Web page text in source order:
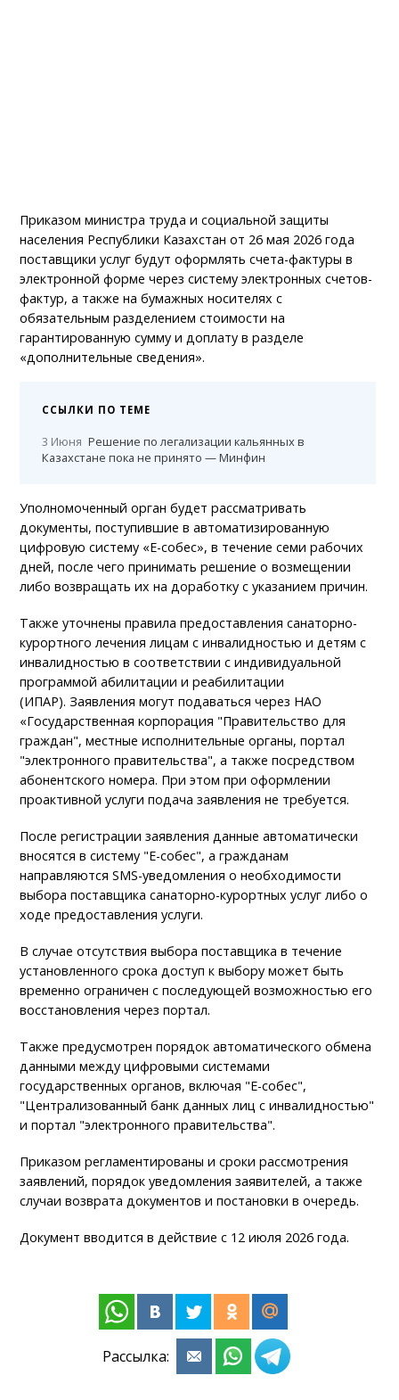
Приказом министра труда и социальной защиты
населения Республики Казахстан от 26 мая 2026 года
поставщики услуг будут оформлять счета-фактуры в
электронной форме через систему электронных счетов-
фактур, а также на бумажных носителях с
обязательным разделением стоимости на
гарантированную сумму и доплату в разделе
«дополнительные сведения».
ССЫЛКИ ПО ТЕМЕ
3 Июня Решение по легализации кальянных в
Казахстане пока не принято — Минфин
Уполномоченный орган будет рассматривать
документы, поступившие в автоматизированную
цифровую систему «Е-собес», в течение семи рабочих
дней, после чего принимать решение о возмещении
либо возвращать их на доработку с указанием причин.
Также уточнены правила предоставления санаторно-
курортного лечения лицам с инвалидностью и детям с
инвалидностью в соответствии с индивидуальной
программой абилитации и реабилитации
(ИПАР). Заявления могут подаваться через НАО
«Государственная корпорация "Правительство для
граждан", местные исполнительные органы, портал
"электронного правительства", а также посредством
абонентского номера. При этом при оформлении
проактивной услуги подача заявления не требуется.
После регистрации заявления данные автоматически
вносятся в систему "Е-собес", а гражданам
направляются SMS-уведомления о необходимости
выбора поставщика санаторно-курортных услуг либо о
ходе предоставления услуги.
В случае отсутствия выбора поставщика в течение
установленного срока доступ к выбору может быть
временно ограничен с последующей возможностью его
восстановления через портал.
Также предусмотрен порядок автоматического обмена
данными между цифровыми системами
государственных органов, включая "Е-собес",
"Централизованный банк данных лиц с инвалидностью"
и портал "электронного правительства".
Приказом регламентированы и сроки рассмотрения
заявлений, порядок уведомления заявителей, а также
случаи возврата документов и постановки в очередь.
Документ вводится в действие с 12 июля 2026 года.
Рассылка: